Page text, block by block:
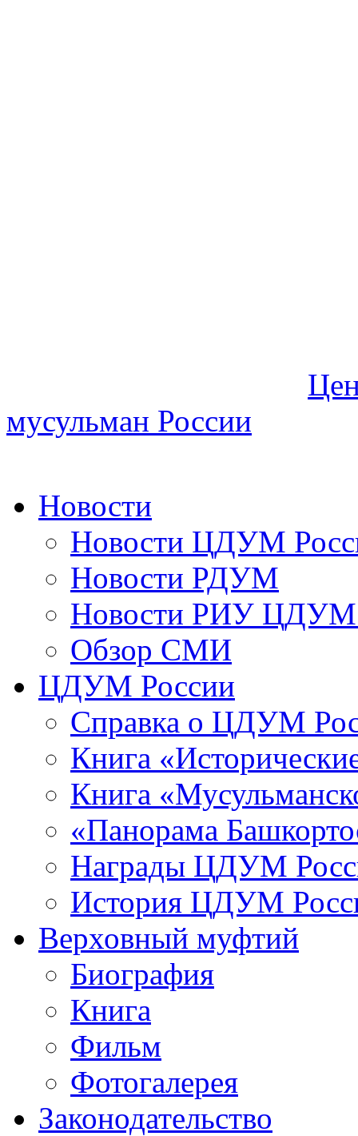
мусульман России
Новости
Новости ЦДУМ
Новости РДУМ
Новости РИУ ЦДУМ
Обзор СМИ
ЦДУМ России
Справка о ЦДУМ
Книга
Книга
«Панорама
Награды ЦДУМ
История ЦДУМ
Верховный муфтий
Биография
Книга
Фильм
Фотогалерея
Законодательство